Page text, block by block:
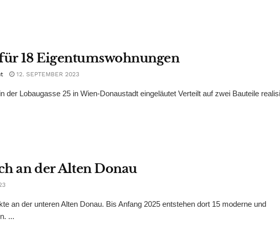
18 Eigentumswohnungen
12. SEPTEMBER 2023
der Lobaugasse 25 in Wien-Donaustadt eingeläutet Verteilt auf zwei Bauteile
an der Alten Donau
an der unteren Alten Donau. Bis Anfang 2025 entstehen dort 15 moderne und
...